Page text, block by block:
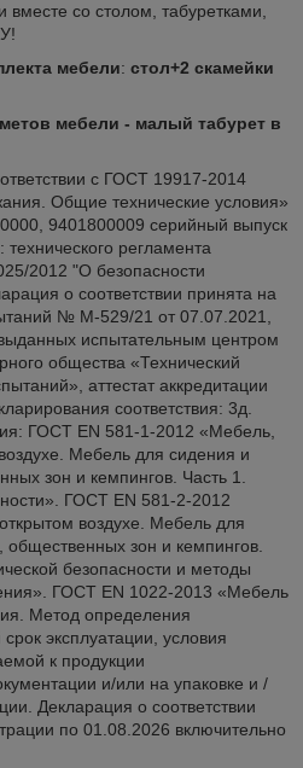
со столом, табуретками,
мебели: стол+2 скамейки
мебели - малый табурет в
с ГОСТ 19917-2014
Общие технические условия»
9401800009 серийный выпуск
регламента
2012 "О безопасности
о соответствии принята на
№ М-529/21 от 07.07.2021,
испытательным центром
общества «Технический
аттестат аккредитации
соответствия: 3д.
ГОСТ EN 581-1-2012 «Мебель,
Мебель для сидения и
зон и кемпингов. Часть 1.
ГОСТ EN 581-2-2012
воздухе. Мебель для
зон и кемпингов.
безопасности и методы
ГОСТ EN 1022-2013 «Мебель
Метод определения
эксплуатации, условия
к продукции
и/или на упаковке и /
Декларация о соответствии
по 01.08.2026 включительно